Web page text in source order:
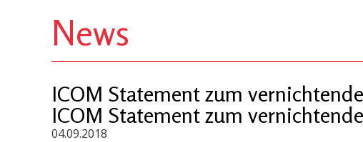
News
ICOM Statement zum
ICOM Statement zum
04.09.2018